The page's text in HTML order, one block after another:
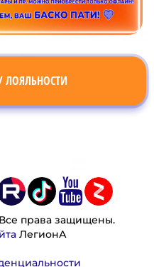
ЛОЯЛЬНОСТИ
права защищены.
ЛегионА